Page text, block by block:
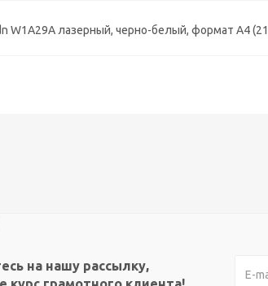
W1A29A лазерный, черно-белый, формат A4
на нашу рассылку,